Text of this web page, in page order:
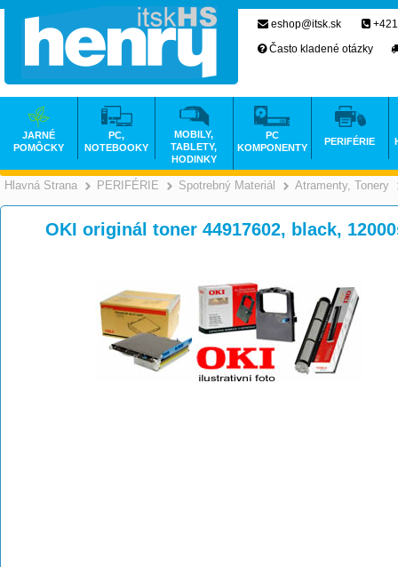
Hlavná Strana >
PERIFÉRIE >
Spotrebný Materiál >
Atramenty, Tonery
OKI originál toner 44917602, black,
eshop@itsk.sk
Často kladené otázky
JARNÉ
POMÔCKY
PC,
NOTEBOOKY
MOBILY,
TABLETY,
HODINKY
PC
KOMPONENTY
PERIFÉRIE